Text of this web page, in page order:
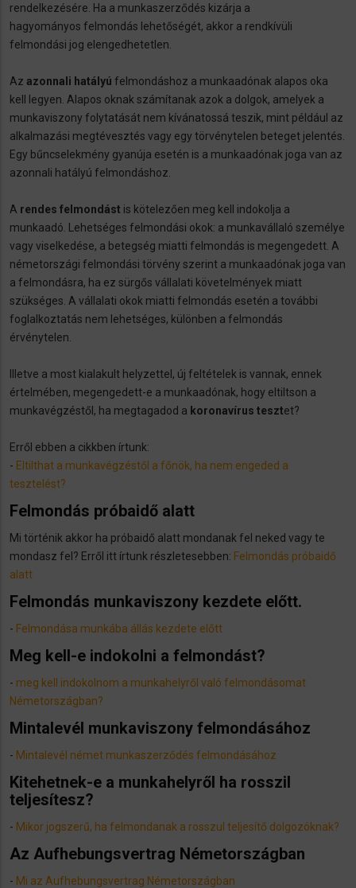
rendelkezésére. Ha a munkaszerződés kizárja a
hagyományos felmondás lehetőségét, akkor a rendkívüli
felmondási jog elengedhetetlen.
Az azonnali hatályú felmondáshoz a munkaadónak alapos oka
kell legyen. Alapos oknak számítanak azok a dolgok, amelyek a
munkaviszony folytatását nem kívánatossá teszik, mint például az
alkalmazási megtévesztés vagy egy törvénytelen beteget jelentés.
Egy bűncselekmény gyanúja esetén is a munkaadónak joga van az
azonnali hatályú felmondáshoz.
A rendes felmondást is kötelezően meg kell indokolja a
munkaadó. Lehetséges felmondási okok: a munkavállaló személye
vagy viselkedése, a betegség miatti felmondás is megengedett. A
németországi felmondási törvény szerint a munkaadónak joga van
a felmondásra, ha ez sürgős vállalati követelmények miatt
szükséges. A vállalati okok miatti felmondás esetén a további
foglalkoztatás nem lehetséges, különben a felmondás
érvénytelen.
Illetve a most kialakult helyzettel, új feltételek is vannak, ennek
értelmében, megengedett-e a munkaadónak, hogy eltiltson a
munkavégzéstől, ha megtagadod a koronavírus tesztet?
Erről ebben a cikkben írtunk:
- Eltilthat a munkavégzéstől a főnök, ha nem engeded a
tesztelést?
Felmondás próbaidő alatt
Mi történik akkor ha próbaidő alatt mondanak fel neked vagy te
mondasz fel? Erről itt írtunk részletesebben: Felmondás próbaidő
alatt
Felmondás munkaviszony kezdete előtt.
- Felmondása munkába állás kezdete előtt
Meg kell-e indokolni a felmondást?
- meg kell indokolnom a munkahelyről való felmondásomat
Németországban?
Mintalevél munkaviszony felmondásához
- Mintalevél német munkaszerződés felmondásához
Kitehetnek-e a munkahelyről ha rosszil
teljesítesz?
- Mikor jogszerű, ha felmondanak a rosszul teljesítő dolgozóknak?
Az Aufhebungsvertrag Németországban
- Mi az Aufhebungsvertrag Németországban